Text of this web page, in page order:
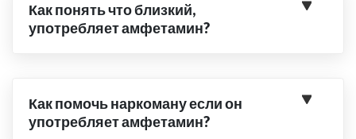
Как понять что близкий,
употребляет амфетамин?
Как помочь наркоману если он
употребляет амфетамин?